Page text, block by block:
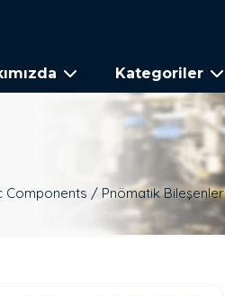
Kategoriler
Components / Pnömatik Bileşenler